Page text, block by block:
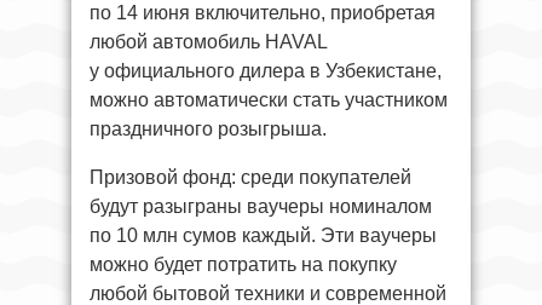
по 14 июня включительно, приобретая
любой автомобиль HAVAL
у официального дилера в Узбекистане,
можно автоматически стать участником
праздничного розыгрыша.
Призовой фонд: среди покупателей
будут разыграны ваучеры номиналом
по 10 млн сумов каждый. Эти ваучеры
можно будет потратить на покупку
любой бытовой техники и современной